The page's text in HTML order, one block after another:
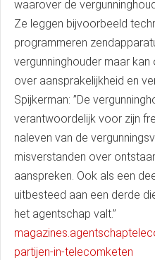
waarover de
Ze leggen bijvoorbeeld
programmeren
vergunninghouder maar
over aansprakelijkheid en
Spijkerman: ’’De
verantwoordelijk voor zijn
naleven van de
misverstanden over
aanspreken. Ook als een
uitbesteed aan een derde
het agentschap valt.’’
partijen-in-telecomketen